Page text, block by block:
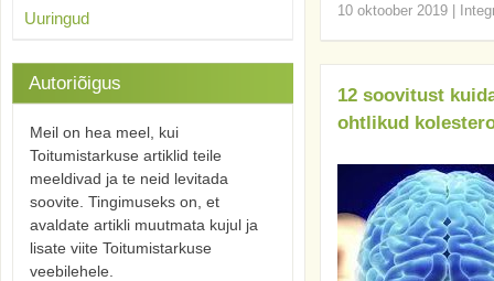
10 oktoober 2019
12 soovitust
ohtlikud
Uuringud
Autoriõigus
Meil on hea meel, kui
Toitumistarkuse artiklid teile
meeldivad ja te neid levitada
soovite. Tingimuseks on, et
avaldate artikli muutmata kujul ja
lisate viite Toitumistarkuse
veebilehele.